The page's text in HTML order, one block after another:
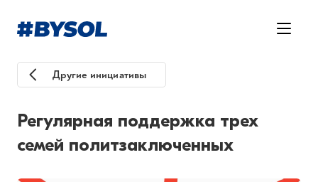
Другие инициативы
Регулярная поддержка трех
семей политзаключенных